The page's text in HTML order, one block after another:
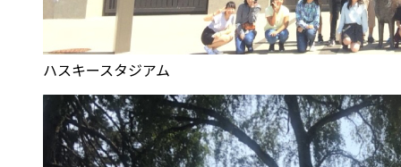
ハスキースタジアム